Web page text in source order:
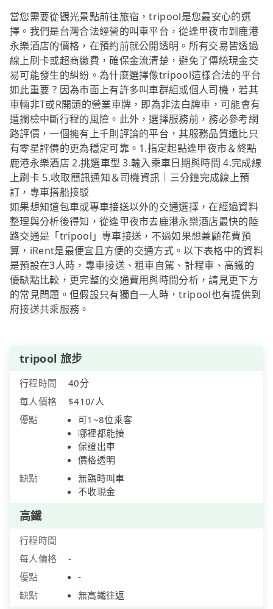
當您需要從觀光景點前往旅宿，tripool是您最安心的選
擇。我們是台灣合法經營的叫車平台，從逢甲夜市到鹿港
永樂酒店的價格，在預約前就公開透明。所有交易皆透過
線上刷卡或超商繳費，確保金流清楚，避免了傳統現金交
易可能發生的糾紛。為什麼選擇像tripool這樣合法的平台
如此重要？因為市面上有許多叫車群組或個人司機，若其
車輛非T或R開頭的營業車牌，即為非法白牌車，可能會有
遭攔檢中斷行程的風險。此外，選擇服務前，務必參考網
路評價，一個擁有上千則評論的平台，其服務品質遠比只
有零星評價的更為穩定可靠。1.指定起點逢甲夜市＆終點
鹿港永樂酒店 2.挑選車型 3.輸入乘車日期與時間 4.完成線
上刷卡 5.收取簡訊通知＆司機資訊｜三分鐘完成線上預
訂，專車搭船接駁
如果想知道包車或專車接送以外的交通選擇，在經過資料
整理與分析後得知，從逢甲夜市去鹿港永樂酒店最快的陸
路交通是「tripool」專車接送，不過如果想兼顧花費預
算，iRent是最便宜且方便的交通方式。以下表格中的資料
是預設在3人時，專車接送、租車自駕、計程車、高鐵的
優缺點比較，更完整的交通費用與時間分析，請見更下方
的常見問題。但假設只有獨自一人時，tripool也有提供到
府接送共乘服務。
tripool 旅步
行程時間
40分
每人價格
$410/人
優點
可1~8位乘客
哪裡都能接
保證出車
價格透明
缺點
無臨時叫車
不收現金
高鐵
行程時間
每人價格
-
優點
-
缺點
無高鐵往返